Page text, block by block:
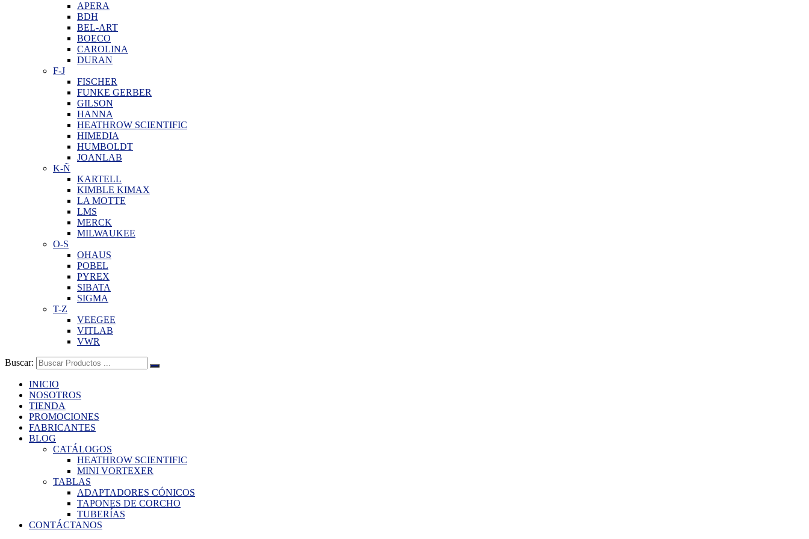
APERA
BDH
BEL-ART
BOECO
CAROLINA
DURAN
F-J
FISCHER
FUNKE GERBER
GILSON
HANNA
HEATHROW SCIENTIFIC
HIMEDIA
HUMBOLDT
JOANLAB
K-Ñ
KARTELL
KIMBLE KIMAX
LA MOTTE
LMS
MERCK
MILWAUKEE
O-S
OHAUS
POBEL
PYREX
SIBATA
SIGMA
T-Z
VEEGEE
VITLAB
VWR
Buscar:
INICIO
NOSOTROS
TIENDA
PROMOCIONES
FABRICANTES
BLOG
CATÁLOGOS
HEATHROW SCIENTIFIC
MINI VORTEXER
TABLAS
ADAPTADORES CÓNICOS
TAPONES DE CORCHO
TUBERÍAS
CONTÁCTANOS